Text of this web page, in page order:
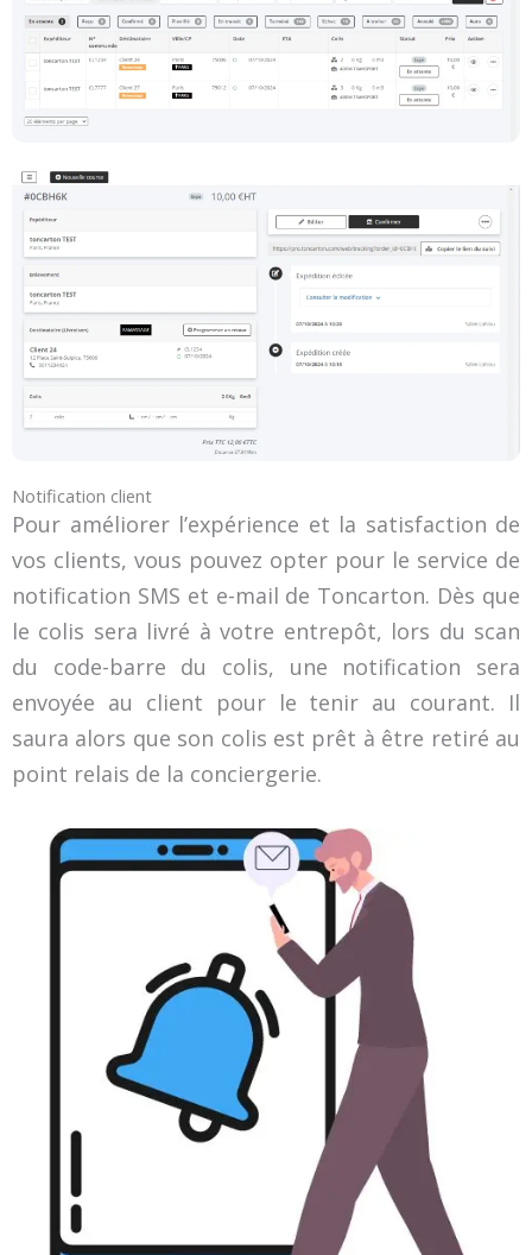
Notification client
Pour améliorer l’expérience et la satisfaction de
vos clients, vous pouvez opter pour le service de
notification SMS et e-mail de Toncarton. Dès que
le colis sera livré à votre entrepôt, lors du scan
du code-barre du colis, une notification sera
envoyée au client pour le tenir au courant. Il
saura alors que son colis est prêt à être retiré au
point relais de la conciergerie.